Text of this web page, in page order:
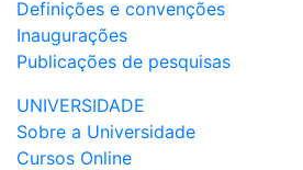
Definições e convenções
Inaugurações
Publicações de pesquisas
UNIVERSIDADE
Sobre a Universidade
Cursos Online